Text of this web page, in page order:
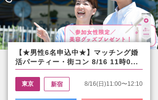
【★男性6名申込中★】マッチング婚
活パーティー・街コン 8/16 11時0...
東京 新宿 8/16(日)11:00〜12:10